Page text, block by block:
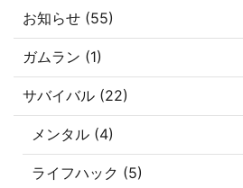
お知らせ (55)
ガムラン (1)
サバイバル (22)
メンタル (4)
ライフハック (5)